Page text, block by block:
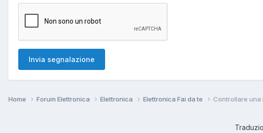
Invia segnalazione
Home Forum Elettronica Elettronica Elettronica Fai da te Controllare una